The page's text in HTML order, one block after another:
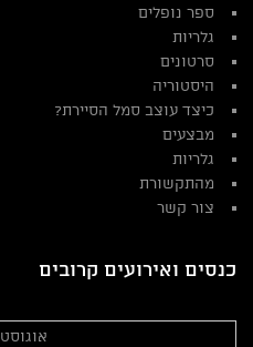
ספר נופלים
גלריות
סרטונים
היסטוריה
כיצד עוצב סמל הסיירת?
מבצעים
גלריות
מהתקשורת
צור קשר
כנסים ואירועים קרובים
אוגוסט 2026